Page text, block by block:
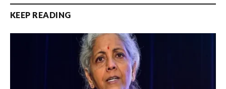
KEEP READING